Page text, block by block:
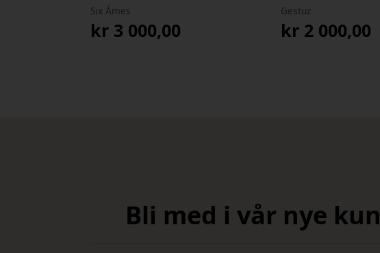
Six Ámes
kr 3 000,00
Gestuz
kr 2 000,00
Bli med i vår nye